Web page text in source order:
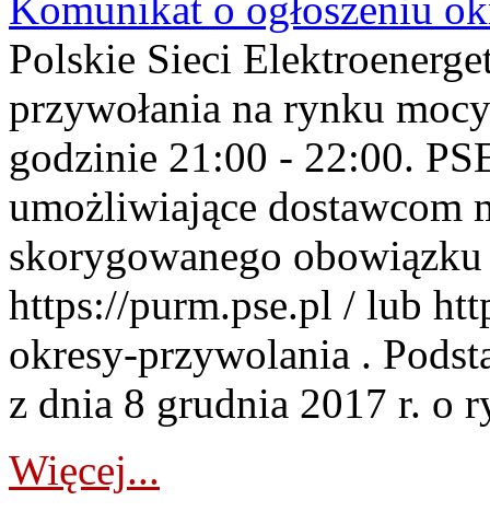
Polskie Sieci
przywołania na rynku
godzinie 21:00 - 22:00.
umożliwiające dostawcom
skorygowanego
https://purm.pse.pl / lub
okresy-przywolania .
z dnia 8 grudnia 2017 r. o
Więcej...